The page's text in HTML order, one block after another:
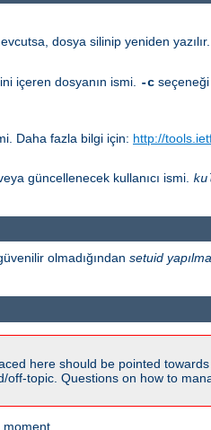
dosya silinip yeniden yazılır.
içeren dosyanın ismi.
-c
Daha fazla bilgi için: http://
güncellenecek kullanıcı ismi.
olmadığından setuid
here should be pointed
off-topic. Questions on how to